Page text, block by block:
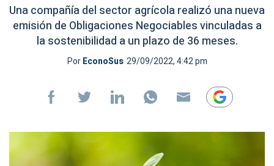
Una compañía del sector agrícola realizó una nueva
emisión de Obligaciones Negociables vinculadas a
la sostenibilidad a un plazo de 36 meses.
PorEconoSus 29/09/2022, 4:42 pm